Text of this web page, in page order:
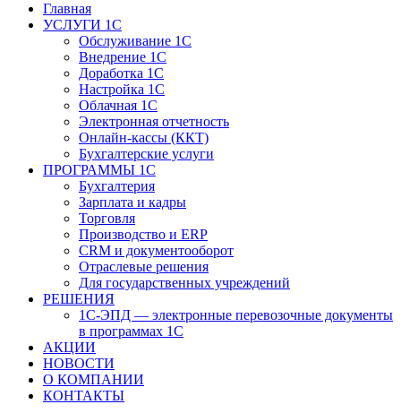
Главная
УСЛУГИ 1С
Обслуживание 1С
Внедрение 1С
Доработка 1С
Настройка 1С
Облачная 1С
Электронная отчетность
Онлайн-кассы (ККТ)
Бухгалтерские услуги
ПРОГРАММЫ 1С
Бухгалтерия
Зарплата и кадры
Торговля
Производство и ERP
CRM и документооборот
Отраслевые решения
Для государственных учреждений
РЕШЕНИЯ
1С-ЭПД — электронные перевозочные документы
в программах 1С
АКЦИИ
НОВОСТИ
О КОМПАНИИ
КОНТАКТЫ